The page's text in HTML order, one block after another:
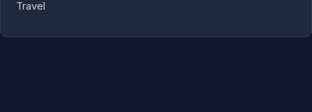
Travel